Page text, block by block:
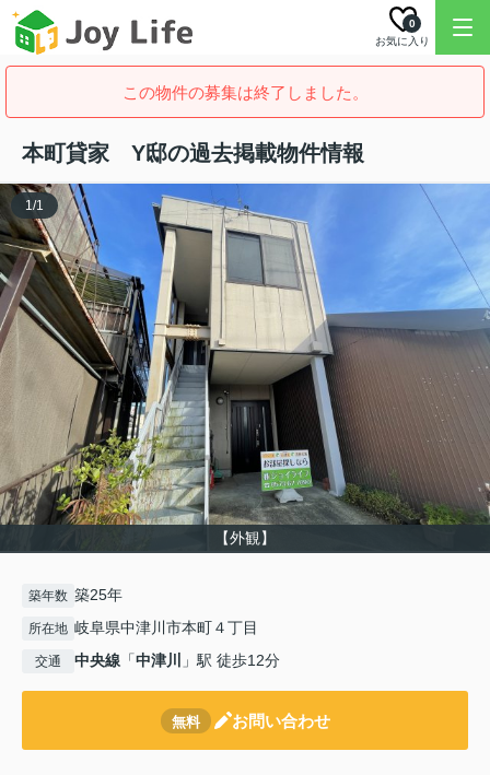
お気に入り
0
この物件の募集は終了しました。
本町貸家 Y邸の過去掲載物件情報
【外観】
1/1
築年数 築25年
所在地 岐阜県中津川市本町４丁目
交通 中央線 「中津川 」駅 徒歩12分
無料 お問い合わせ